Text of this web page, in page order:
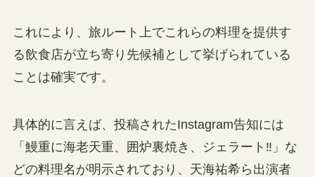
これにより、旅ルート上でこれらの料理を提供す
る飲食店が立ち寄り先候補として挙げられている
ことは確実です。
具体的に言えば、投稿されたInstagram告知には
「鰻重に海老天重、囲炉裏焼き、ジェラート‼️」な
どの料理名が明示されており、天海祐希ら出演者